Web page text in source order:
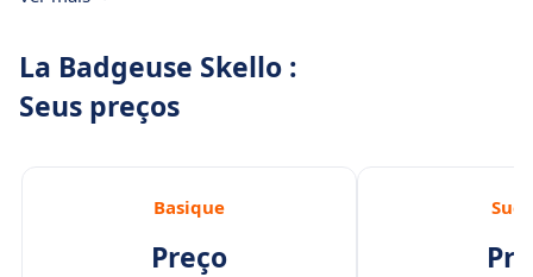
restaurantes, varejo, saúde, etc.
La Badgeuse Skello :
Seus preços
Basique
Preço